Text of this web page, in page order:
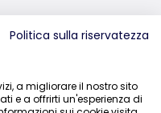
unico del
Politica sulla riservatezza
a migliorare il nostro sito
e a offrirti un'esperienza di